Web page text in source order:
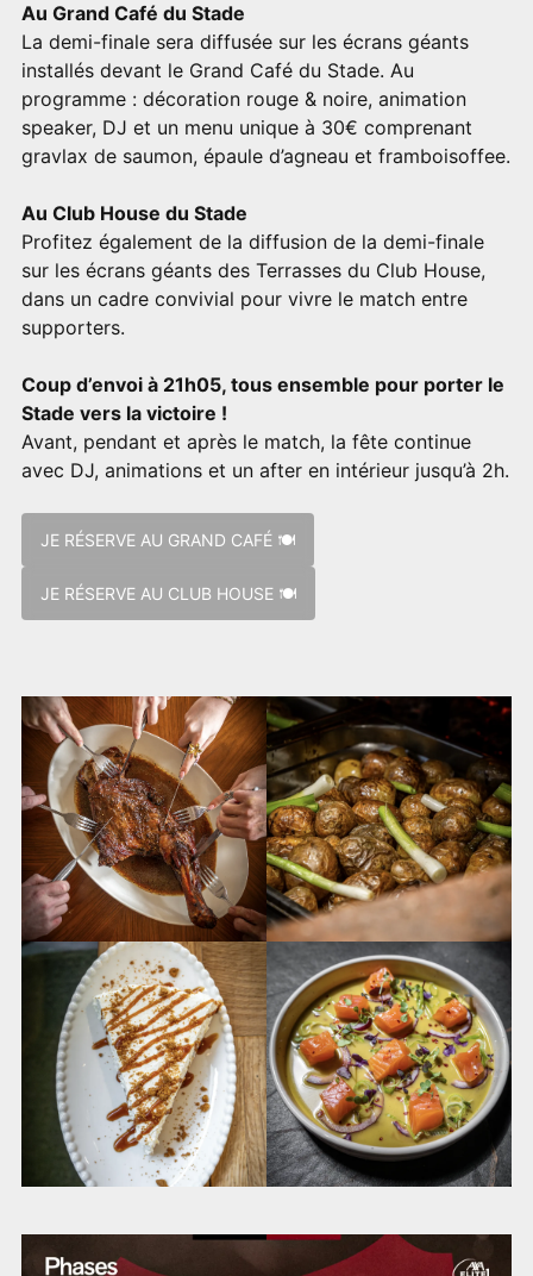
Au Grand Café du Stade
La demi-finale sera diffusée sur les écrans géants
installés devant le Grand Café du Stade. Au
programme : décoration rouge & noire, animation
speaker, DJ et un menu unique à 30€ comprenant
gravlax de saumon, épaule d’agneau et framboisoffee.
Au Club House du Stade
Profitez également de la diffusion de la demi-finale
sur les écrans géants des Terrasses du Club House,
dans un cadre convivial pour vivre le match entre
supporters.
Coup d’envoi à 21h05, tous ensemble pour porter le
Stade vers la victoire !
Avant, pendant et après le match, la fête continue
avec DJ, animations et un after en intérieur jusqu’à 2h.
JE RÉSERVE AU GRAND CAFÉ 🍽
JE RÉSERVE AU CLUB HOUSE 🍽